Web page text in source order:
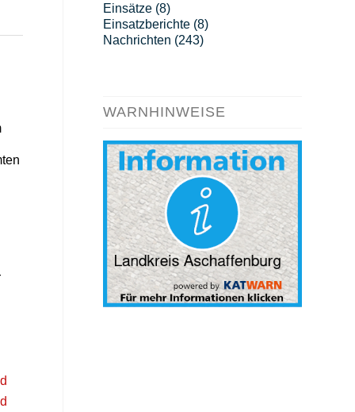
Einsätze(8)
Einsatzberichte(8)
Nachrichten (243)
WARNHINWEISE